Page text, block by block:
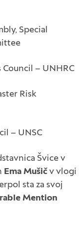
Special
– UNHRC
Risk
– UNSC
Švice v
Ema Mušič v vlogi
sta za svoj
Mention